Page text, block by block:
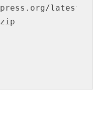
latest-